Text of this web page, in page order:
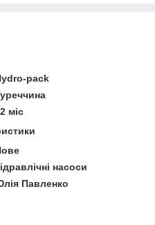
pack
міс
насоси
Павленко